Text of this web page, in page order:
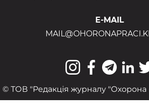
E-MAIL
© ТОВ "Редакція журналу "Охорона